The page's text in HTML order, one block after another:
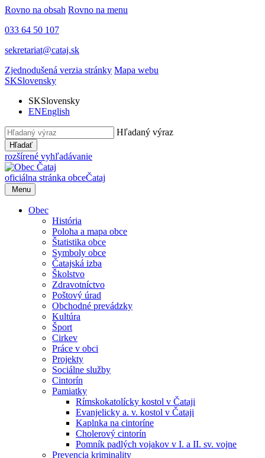
Rovno na obsah Rovno na menu
033 64 50 107
sekretariat@cataj.sk
Zjednodušená verzia stránky Mapa webu
SKSlovensky
SKSlovensky
ENEnglish
Hľadaný výraz
Hľadať
rozšírené vyhľadávanie
oficiálna stránka obceČataj
Menu
Obec
História
Poloha a mapa obce
Štatistika obce
Symboly obce
Čatajská izba
Školstvo
Zdravotníctvo
Poštový úrad
Obchodné prevádzky
Kultúra
Šport
Cirkev
Práce v obci
Projekty
Sociálne služby
Cintorín
Pamiatky
Rímskokatolícky kostol v Čataji
Evanjelicky a. v. kostol v Čataji
Kaplnka na cintoríne
Cholerový cintorín
Pomník padlých vojakov v I. a II. sv. vojne
Prevencia kriminality